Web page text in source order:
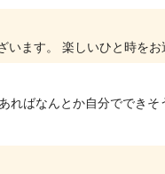
ばなんとか自分でできそ